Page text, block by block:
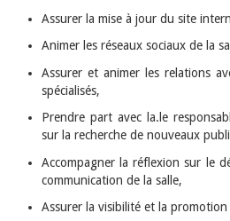
Assurer la mise à jour du site
Animer les réseaux sociaux de la
Assurer et animer les relations
spécialisés,
Prendre part avec la.le
sur la recherche de nouveaux
Accompagner la réflexion sur le
communication de la salle,
Assurer la visibilité et la promotion